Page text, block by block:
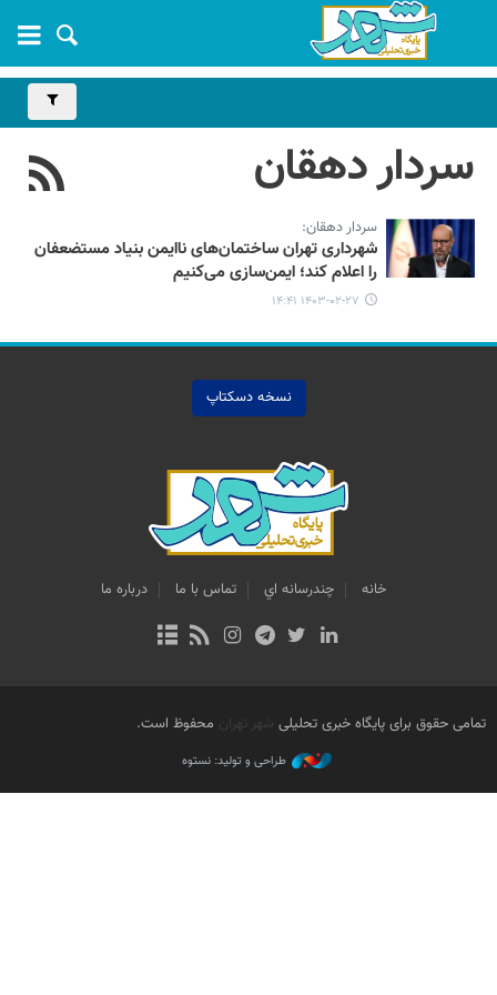
سردار دهقان
سردار دهقان:
شهرداری تهران ساختمان‌های ناایمن بنیاد مستضعفان
را اعلام کند؛ ایمن‌سازی می‌کنیم
۱۴۰۳-۰۲-۲۷ ۱۴:۴۱
نسخه دسکتاپ
خانه چندرسانه اي تماس با ما درباره ما
تمامی حقوق برای پایگاه خبری تحلیلی شهر تهران محفوظ است.
طراحی و تولید: نستوه